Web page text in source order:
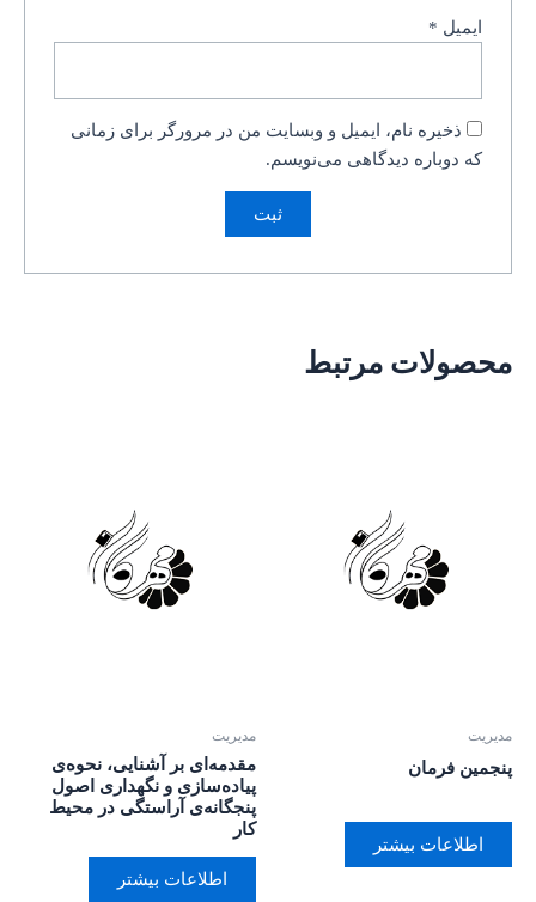
ایمیل *
ذخیره نام، ایمیل و وبسایت من در مرورگر برای زمانی
که دوباره دیدگاهی می‌نویسم.
محصولات مرتبط
مدیریت
پنجمین فرمان
اطلاعات بیشتر
مدیریت
مقدمه‌ای بر آشنایی، نحوه‌ی
پیاده‌سازی و نگهداری اصول
پنجگانه‌ی آراستگی در محیط
کار
اطلاعات بیشتر